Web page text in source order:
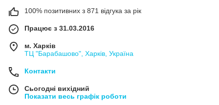
100% позитивних з 871 відгука за рік
Працює з 31.03.2016
м. Харків
ТЦ "Барабашово", Харків, Україна
Контакти
Сьогодні вихідний
Показати весь графік роботи